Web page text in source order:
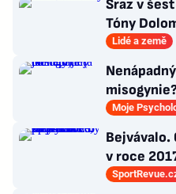
Sraz v
Tóny
3000
Lidé a země
Moje
Bejvávalo.
v roce
semifinále